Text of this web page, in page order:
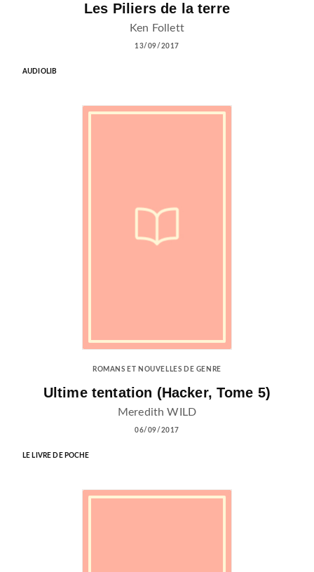
Les Piliers de la terre
Ken Follett
13/09/2017
AUDIOLIB
ROMANS ET NOUVELLES DE GENRE
Ultime tentation (Hacker, Tome 5)
Meredith WILD
06/09/2017
LE LIVRE DE POCHE